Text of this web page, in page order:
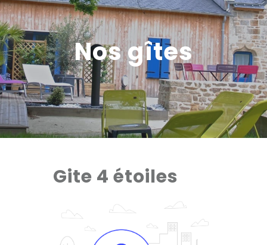
Nos gîtes
Gite 4 étoiles